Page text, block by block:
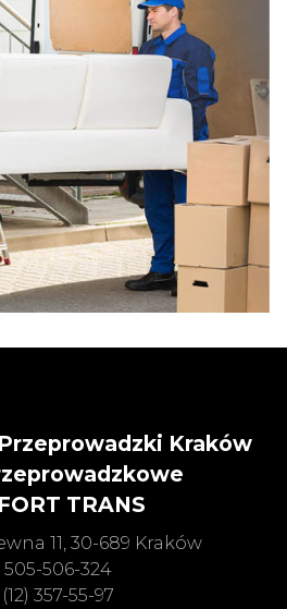
Kraków
TRANS
11, 30-689 Kraków
505-506-324
(12) 357-55-97